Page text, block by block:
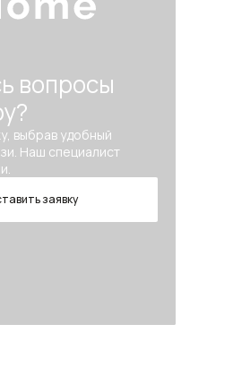
вопросы
выбрав удобный
Наш специалист
заявку